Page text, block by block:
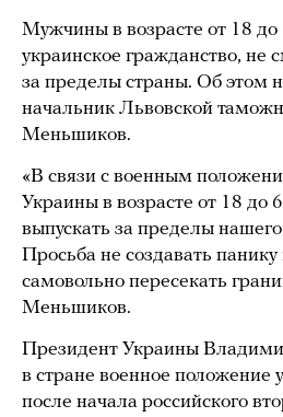
Мужчины в возрасте от 18
украинское гражданство, не
за пределы страны. Об этом
начальник Львовской
Меньшиков.
«В связи с военным
Украины в возрасте от 18 до
выпускать за пределы нашего
Просьба не создавать панику
самовольно пересекать
Меньшиков.
Президент Украины
в стране военное положение
после начала российского